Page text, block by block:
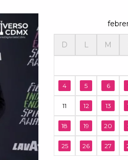
D L M
4 5 6
11 12 13
18 19 20
25 26 27